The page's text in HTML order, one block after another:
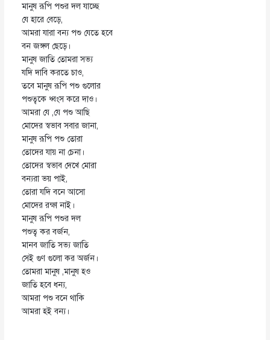
মানুষ রূপি পশুর দল যাচ্ছে
যে হারে বেড়ে,
আমরা যারা বন্য পশু যেতে হবে
বন জঙ্গল ছেড়ে।
মানুষ জাতি তোমরা সভ
যদি দাবি করতে চাও,
তবে মানুষ রূপি পশু গুলোর
পশুত্বকে ধ্বংস করে দাও।
আমরা যে ,যে পশু আছি
মোদের স্বভাব সবার জানা,
মানুষ রূপি পশু তোরা
তোদের যায় না চেনা।
তোদের স্বভাব দেখে মোরা
বন্যরা ভয় পাই,
তোরা যদি বনে আসো
মোদের রক্ষা নাই।
মানুষ রূপি পশুর দল
পশুত্ব কর বর্জন,
মানব জাতি সভ্য জাতি
সেই গুণ গুলো কর অর্জন।
তোমরা মানুষ ,মানুষ হও
জাতি হবে ধন্য,
আমরা পশু বনে থাকি
আমরা হই বন্য।